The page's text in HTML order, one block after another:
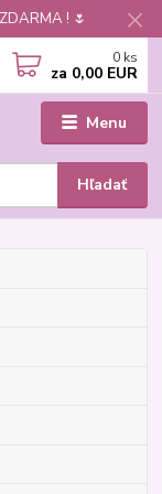
! 🌷
Menu
Hľadať
0 ks
za 0,00 EUR